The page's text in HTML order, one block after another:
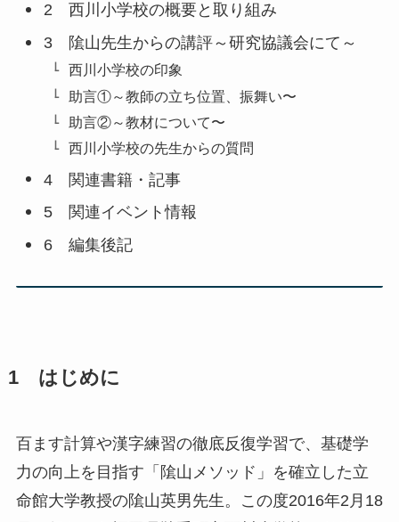
2 西川小学校の概要と取り組み
3 隂山先生からの講評～研究協議会にて～
西川小学校の印象
助言①～教師の立ち位置、振舞い〜
助言②～教材について〜
西川小学校の先生からの質問
4 関連書籍・記事
5 関連イベント情報
6 編集後記
1 はじめに
百ます計算や漢字練習の徹底反復学習で、基礎学
力の向上を目指す「隂山メソッド」を確立した立
命館大学教授の隂山英男先生。この度2016年2月18